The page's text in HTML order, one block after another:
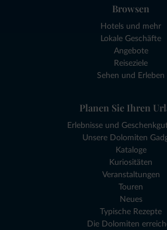
Browsen
Hotels und mehr
Lokale Geschäfte
Angebote
Reiseziele
Sehen und Erleben
Planen Sie Ihren
Erlebnisse und
Unsere Dolomiten
Kataloge
Kuriositäten
Veranstaltungen
Touren
Neues
Typische Rezepte
Die Dolomiten